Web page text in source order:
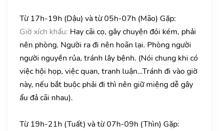
Từ 17h-19h (Dậu) và từ 05h-07h (Mão) Gặp:
Giờ xích khẩu: Hay cãi cọ, gây chuyện đói kém, phải
nên phòng. Người ra đi nên hoãn lại. Phòng người
người nguyền rủa, tránh lây bệnh. (Nói chung khi có
việc hội họp, việc quan, tranh luận…Tránh đi vào giờ
này, nếu bắt buộc phải đi thì nên giữ miệng dễ gây
ẩu đả cãi nhau).
Từ 19h-21h (Tuất) và từ 07h-09h (Thìn) Gặp: